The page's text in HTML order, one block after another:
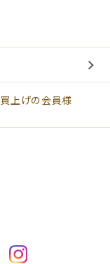
上げの会員様